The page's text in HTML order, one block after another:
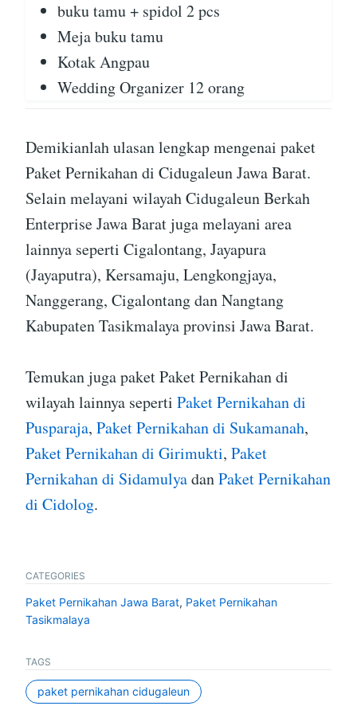
buku tamu + spidol 2 pcs
Meja buku tamu
Kotak Angpau
Wedding Organizer 12 orang
Demikianlah ulasan lengkap mengenai paket
Paket Pernikahan di Cidugaleun Jawa Barat.
Selain melayani wilayah Cidugaleun Berkah
Enterprise Jawa Barat juga melayani area
lainnya seperti Cigalontang, Jayapura
(Jayaputra), Kersamaju, Lengkongjaya,
Nanggerang, Cigalontang dan Nangtang
Kabupaten Tasikmalaya provinsi Jawa Barat.
Temukan juga paket Paket Pernikahan di
wilayah lainnya seperti Paket Pernikahan di
Pusparaja, Paket Pernikahan di Sukamanah,
Paket Pernikahan di Girimukti, Paket
Pernikahan di SidamulyadanPaket Pernikahan
di Cidolog.
CATEGORIES
Paket Pernikahan Jawa Barat, Paket Pernikahan
Tasikmalaya
TAGS
paket pernikahan cidugaleun